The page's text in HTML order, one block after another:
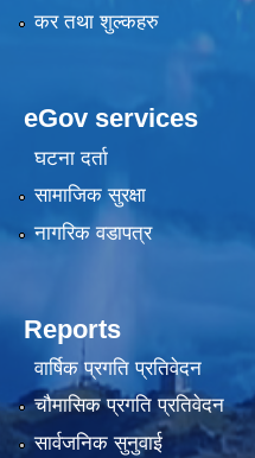
कर तथा शुल्कहरु
eGov services
घटना दर्ता
सामाजिक सुरक्षा
नागरिक वडापत्र
Reports
वार्षिक प्रगति प्रतिवेदन
चौमासिक प्रगति प्रतिवेदन
सार्वजनिक सुनुवाई